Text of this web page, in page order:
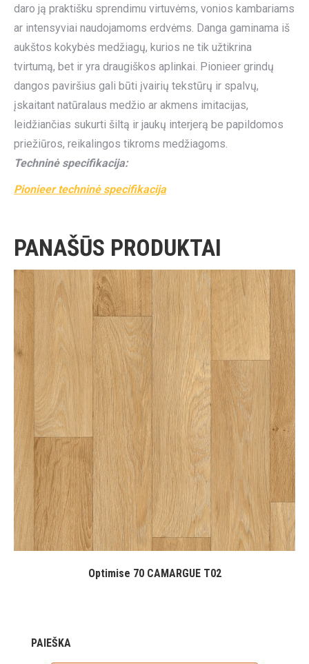
daro ją praktišku sprendimu virtuvėms, vonios kambariams
ar intensyviai naudojamoms erdvėms. Danga gaminama iš
aukštos kokybės medžiagų, kurios ne tik užtikrina
tvirtumą, bet ir yra draugiškos aplinkai. Pionieer grindų
dangos paviršius gali būti įvairių tekstūrų ir spalvų,
įskaitant natūralaus medžio ar akmens imitacijas,
leidžiančias sukurti šiltą ir jaukų interjerą be papildomos
priežiūros, reikalingos tikroms medžiagoms.
Techninė specifikacija:
Pionieer techninė specifikacija
PANAŠŪS PRODUKTAI
Optimise 70 CAMARGUE T02
PAIEŠKA